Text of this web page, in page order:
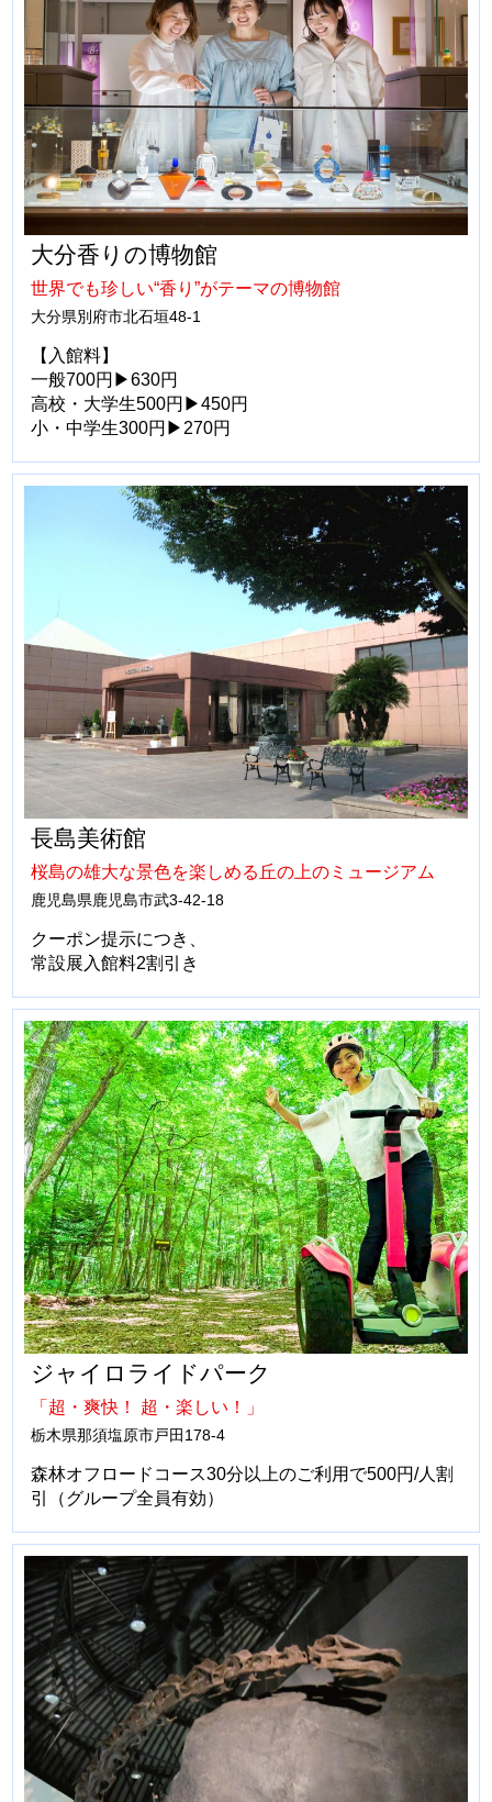
大分香りの博物館
世界でも珍しい“香り”がテーマの博物館
大分県別府市北石垣48-1
【入館料】
一般700円▶630円
高校・大学生500円▶450円
小・中学生300円▶270円
長島美術館
桜島の雄大な景色を楽しめる丘の上のミュージアム
鹿児島県鹿児島市武3-42-18
クーポン提示につき、
常設展入館料2割引き
ジャイロライドパーク
「超・爽快！ 超・楽しい！」
栃木県那須塩原市戸田178-4
森林オフロードコース30分以上のご利用で500円/人割
引（グループ全員有効）